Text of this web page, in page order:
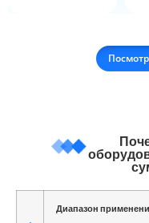
Диапазон